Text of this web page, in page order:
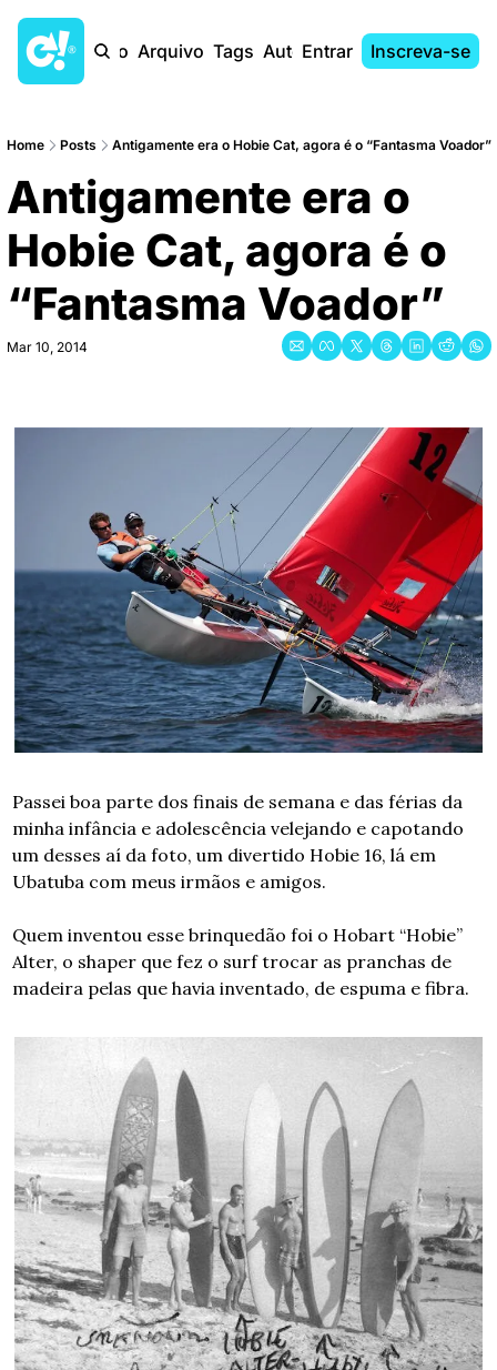
Início Arquivo Tags AutoresEntrar Inscreva-se
Home Posts Antigamente era o Hobie Cat, agora é o “Fantasma Voador”
Antigamente era o
Hobie Cat, agora é o
“Fantasma Voador”
Mar 10, 2014
Passei boa parte dos finais de semana e das férias da
minha infância e adolescência velejando e capotando
um desses aí da foto, um divertido Hobie 16, lá em
Ubatuba com meus irmãos e amigos.
Quem inventou esse brinquedão foi o Hobart “Hobie”
Alter, o shaper que fez o surf trocar as pranchas de
madeira pelas que havia inventado, de espuma e fibra.